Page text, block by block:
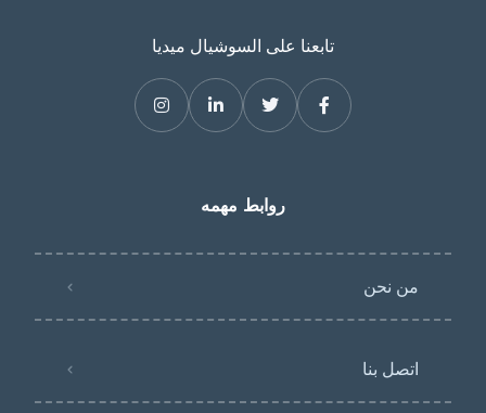
تابعنا على السوشيال ميديا
روابط مهمه
من نحن
اتصل بنا